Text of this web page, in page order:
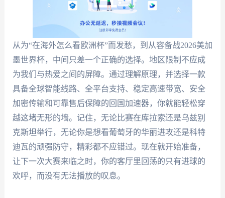
从为“在海外怎么看欧洲杯”而发愁，到从容备战2026美加
墨世界杯，中间只差一个正确的选择。地区限制不应成
为我们与热爱之间的屏障。通过理解原理，并选择一款
具备全球智能线路、全平台支持、稳定高速带宽、安全
加密传输和可靠售后保障的回国加速器，你就能轻松穿
越这堵无形的墙。记住，无论比赛在库拉索还是乌兹别
克斯坦举行，无论你是想看葡萄牙的华丽进攻还是科特
迪瓦的顽强防守，精彩都不应错过。现在就开始准备，
让下一次大赛来临之时，你的客厅里回荡的只有进球的
欢呼，而没有无法播放的叹息。